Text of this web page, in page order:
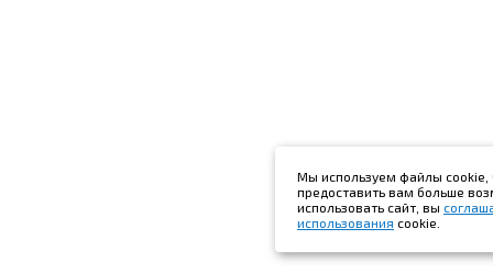
Мы используем файлы cookie,
предоставить вам больше
использовать сайт, вы
использования cookie.